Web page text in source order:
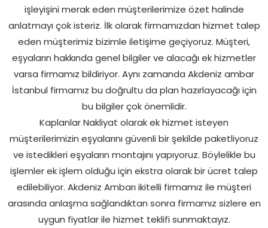
işleyişini merak eden müşterilerimize özet halinde
anlatmayı çok isteriz. İlk olarak firmamızdan hizmet talep
eden müşterimiz bizimle iletişime geçiyoruz. Müşteri,
eşyaların hakkında genel bilgiler ve alacağı ek hizmetler
varsa firmamız bildiriyor. Aynı zamanda Akdeniz ambar
İstanbul firmamız bu doğrultu da plan hazırlayacağı için
bu bilgiler çok önemlidir.
Kaplanlar Nakliyat olarak ek hizmet isteyen
müşterilerimizin eşyalarını güvenli bir şekilde paketliyoruz
ve istedikleri eşyaların montajını yapıyoruz. Böylelikle bu
işlemler ek işlem olduğu için ekstra olarak bir ücret talep
edilebiliyor. Akdeniz Ambarı ikitelli firmamız ile müşteri
arasında anlaşma sağlandıktan sonra firmamız sizlere en
uygun fiyatlar ile hizmet teklifi sunmaktayız.